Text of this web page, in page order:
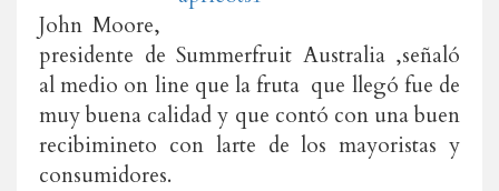
John Moore,
presidente de Summerfruit Australia ,señaló
al medio on line que la fruta que llegó fue de
muy buena calidad y que contó con una buen
recibimineto con larte de los mayoristas y
consumidores.